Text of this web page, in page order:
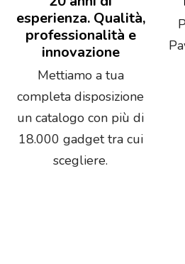
esperienza. Qualità,
professionalità e
innovazione
Mettiamo a tua
completa disposizione
un catalogo con più di
18.000 gadget tra cui
scegliere.